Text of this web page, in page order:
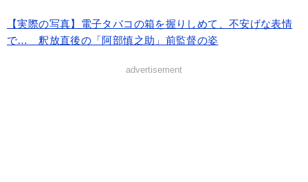
【実際の写真】電子タバコの箱を握りしめて、不安げな表情
で… 釈放直後の「阿部慎之助」前監督の姿
advertisement